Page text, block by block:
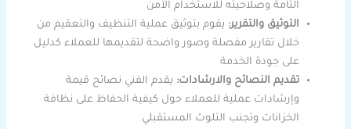
التامة وصلاحيته للاستخدام الآمن
التوثيق والتقرير: يقوم بتوثيق عملية التنظيف والتعقيم من
خلال تقارير مفصلة وصور واضحة لتقديمها للعملاء كدليل
على جودة الخدمة
تقديم النصائح والارشادات: يقدم الفني نصائح قيمة
وإرشادات عملية للعملاء حول كيفية الحفاظ على نظافة
الخزانات وتجنب التلوث المستقبلي